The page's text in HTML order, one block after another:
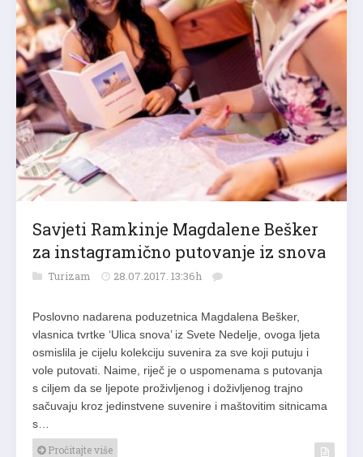
Savjeti Ramkinje Magdalene Bešker
za instagramično putovanje iz snova
Turizam 28.07.2017. 13:36h
Poslovno nadarena poduzetnica Magdalena Bešker,
vlasnica tvrtke ‘Ulica snova’ iz Svete Nedelje, ovoga ljeta
osmislila je cijelu kolekciju suvenira za sve koji putuju i
vole putovati. Naime, riječ je o uspomenama s putovanja
s ciljem da se ljepote proživljenog i doživljenog trajno
sačuvaju kroz jedinstvene suvenire i maštovitim sitnicama
s…
Pročitajte više